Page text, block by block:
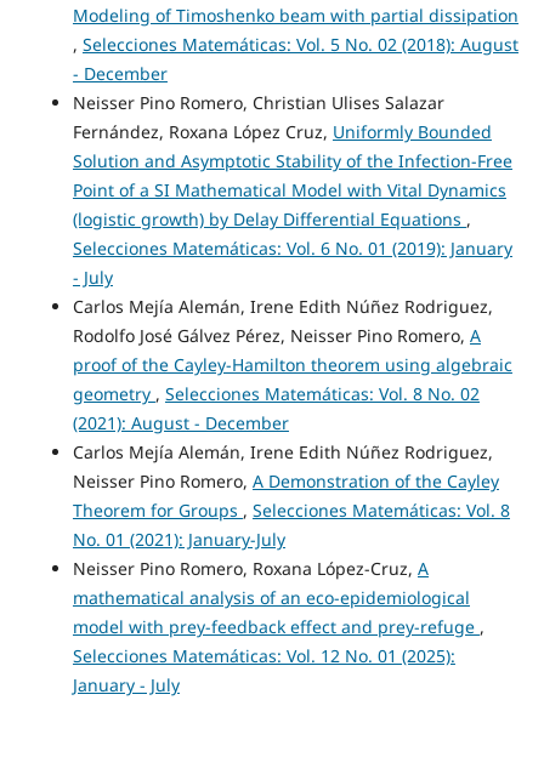
Modeling of Timoshenko beam with partial dissipation
, Selecciones Matemáticas: Vol. 5 No. 02 (2018): August
- December
Neisser Pino Romero, Christian Ulises Salazar
Fernández, Roxana López Cruz, Uniformly Bounded
Solution and Asymptotic Stability of the Infection-Free
Point of a SI Mathematical Model with Vital Dynamics
(logistic growth) by Delay Differential Equations ,
Selecciones Matemáticas: Vol. 6 No. 01 (2019): January
- July
Carlos Mejía Alemán, Irene Edith Núñez Rodriguez,
Rodolfo José Gálvez Pérez, Neisser Pino Romero, A
proof of the Cayley-Hamilton theorem using algebraic
geometry , Selecciones Matemáticas: Vol. 8 No. 02
(2021): August - December
Carlos Mejía Alemán, Irene Edith Núñez Rodriguez,
Neisser Pino Romero, A Demonstration of the Cayley
Theorem for Groups , Selecciones Matemáticas: Vol. 8
No. 01 (2021): January-July
Neisser Pino Romero, Roxana López-Cruz, A
mathematical analysis of an eco-epidemiological
model with prey-feedback effect and prey-refuge ,
Selecciones Matemáticas: Vol. 12 No. 01 (2025):
January - July